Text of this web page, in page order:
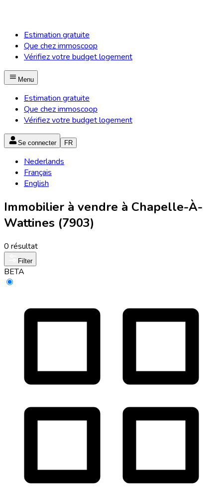
Estimation gratuite
Que chez immoscoop
Vérifiez votre budget logement
Menu
Estimation gratuite
Que chez immoscoop
Vérifiez votre budget logement
Se connecter FR
Nederlands
Français
English
Immobilier à vendre à Chapelle-À-
Wattines (7903)
0 résultat
Filter
BETA